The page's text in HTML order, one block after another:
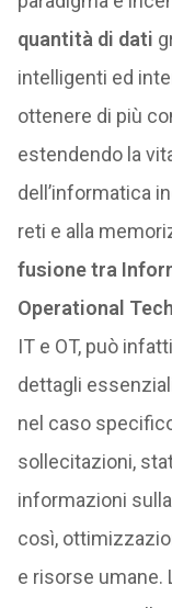
quantità di dati
intelligenti ed
ottenere di più
estendendo la
dell’informatica
reti e alla
fusione tra
Operational
IT e OT, può
dettagli
nel caso
sollecitazioni,
informazioni
così,
e risorse umane.